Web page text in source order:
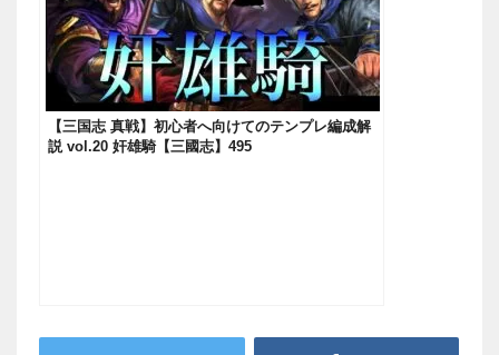
【三国志 真戦】初心者へ向けてのテンプレ編成解
説 vol.20 奸雄騎【三國志】495